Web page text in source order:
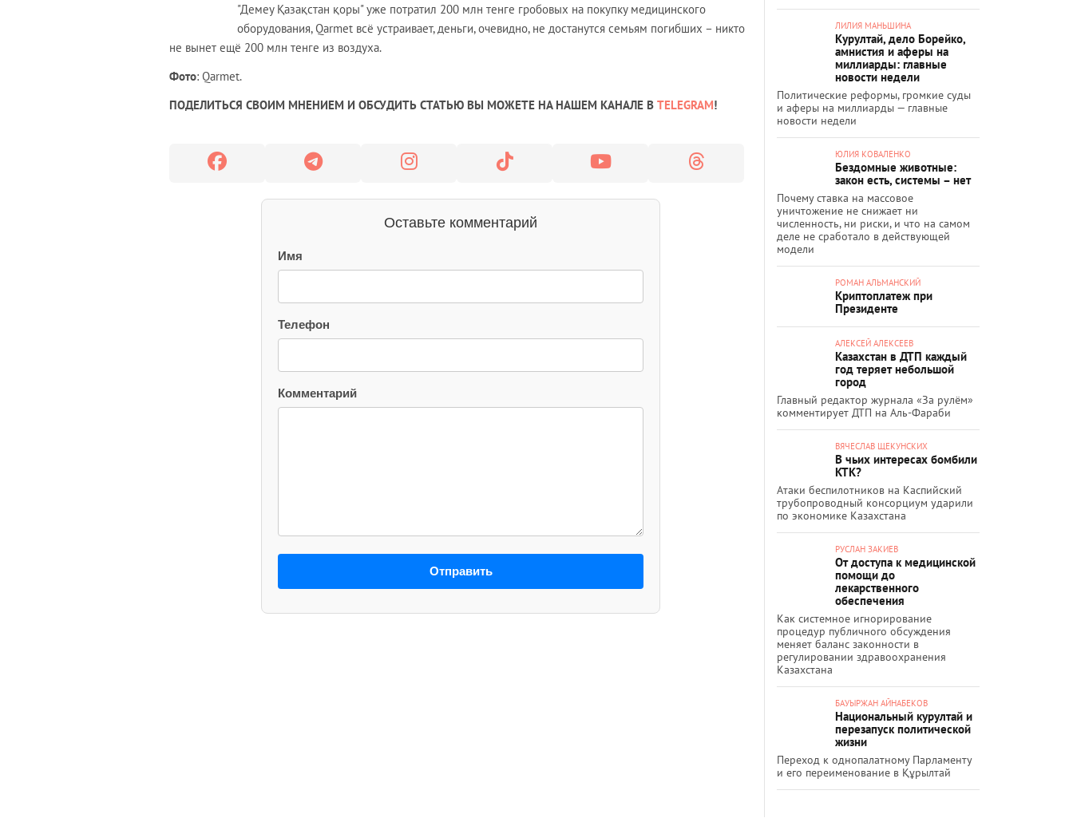
"Демеу Қазақстан қоры" уже потратил 200 млн тенге гробовых на покупку медицинского
оборудования, Qarmet всё устраивает, деньги, очевидно, не достанутся семьям погибших – никто
не вынет ещё 200 млн тенге из воздуха.
Фото: Qarmet.
ПОДЕЛИТЬСЯ СВОИМ МНЕНИЕМ И ОБСУДИТЬ СТАТЬЮ ВЫ МОЖЕТЕ НА НАШЕМ КАНАЛЕ В TELEGRAM!
Оставьте комментарий
Имя
Телефон
Комментарий
Отправить
ЛИЛИЯ МАНЬШИНА
Курултай, дело Борейко,
амнистия и аферы на
миллиарды: главные
новости недели
Политические реформы, громкие суды
и аферы на миллиарды — главные
новости недели
ЮЛИЯ КОВАЛЕНКО
Бездомные животные:
закон есть, системы – нет
Почему ставка на массовое
уничтожение не снижает ни
численность, ни риски, и что на самом
деле не сработало в действующей
модели
РОМАН АЛЬМАНСКИЙ
Криптоплатеж при
Президенте
АЛЕКСЕЙ АЛЕКСЕЕВ
Казахстан в ДТП каждый
год теряет небольшой
город
Главный редактор журнала «За рулём»
комментирует ДТП на Аль-Фараби
ВЯЧЕСЛАВ ЩЕКУНСКИХ
В чьих интересах бомбили
КТК?
Атаки беспилотников на Каспийский
трубопроводный консорциум ударили
по экономике Казахстана
РУСЛАН ЗАКИЕВ
От доступа к медицинской
помощи до
лекарственного
обеспечения
Как системное игнорирование
процедур публичного обсуждения
меняет баланс законности в
регулировании здравоохранения
Казахстана
БАУЫРЖАН АЙНАБЕКОВ
Национальный курултай и
перезапуск политической
жизни
Переход к однопалатному Парламенту
и его переименование в Құрылтай